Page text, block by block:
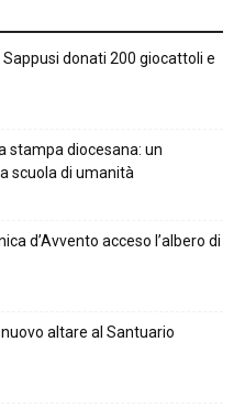
donati 200 giocattoli e
stampa diocesana: un
scuola di umanità
d’Avvento acceso l’albero di
altare al Santuario